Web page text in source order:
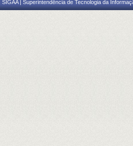
SIGAA | Superintendência de Tecnologia da